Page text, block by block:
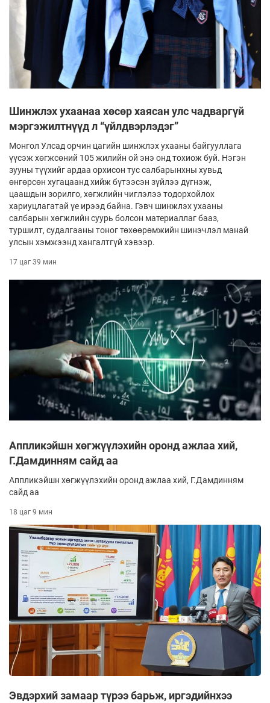
Шинжлэх ухаанаа хөсөр хаясан улс чадваргүй
мэргэжилтнүүд л “үйлдвэрлэдэг”
Монгол Улсад орчин цагийн шинжлэх ухааны байгууллага
үүсэж хөгжсөний 105 жилийн ой энэ онд тохиож буй. Нэгэн
зууны түүхийг ардаа орхисон тус салбарынхны хувьд
өнгөрсөн хугацаанд хийж бүтээсэн зүйлээ дүгнэж,
цаашдын зорилго, хөгжлийн чиглэлээ тодорхойлох
хариуцлагатай үе ирээд байна. Гэвч шинжлэх ухааны
салбарын хөгжлийн суурь болсон материаллаг бааз,
туршилт, судалгааны тоног төхөөрөмжийн шинэчлэл манай
улсын хэмжээнд хангалтгүй хэвээр.
17 цаг 39 мин
Аппликэйшн хөгжүүлэхийн оронд ажлаа хий,
Г.Дамдинням сайд аа
Аппликэйшн хөгжүүлэхийн оронд ажлаа хий, Г.Дамдинням
сайд аа
18 цаг 9 мин
Эвдэрхий замаар түрээ барьж, иргэдийнхээ